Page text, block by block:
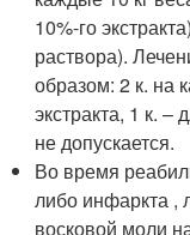
10%-го
раствора).
образом: 2 к. на
экстракта, 1 к. –
не допускается.
Во время
либо инфаркта ,
восковой моли